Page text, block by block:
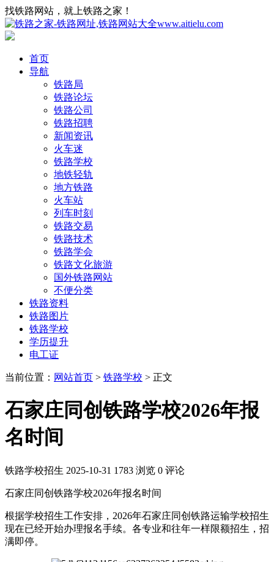
找铁路网站，就上铁路之家！
首页
导航
铁路局
铁路论坛
铁路公司
铁路招聘
新闻资讯
火车迷
铁路学校
地铁轻轨
地方铁路
火车站
列车时刻
铁路交易
铁路技术
铁路学会
铁路文化旅游
国外铁路网站
不便分类
铁路资料
铁路图片
铁路学校
学历提升
电工证
当前位置： 网站首页 > 铁路学校 > 正文
石家庄同创铁路学校2026年报
名时间
铁路学校招生 2025-10-31 1783 浏览 0 评论
石家庄同创铁路学校2026年报名时间
根据学校招生工作安排，2026年石家庄同创铁路运输学校招生
现在已经开始办理报名手续。各专业和往年一样限额招生，招
满即停。